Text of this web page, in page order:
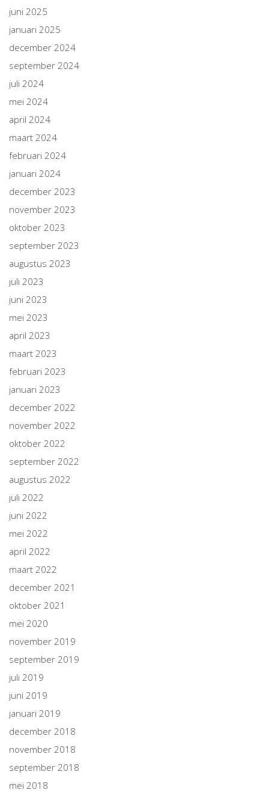
juni 2025
januari 2025
december 2024
september 2024
juli 2024
mei 2024
april 2024
maart 2024
februari 2024
januari 2024
december 2023
november 2023
oktober 2023
september 2023
augustus 2023
juli 2023
juni 2023
mei 2023
april 2023
maart 2023
februari 2023
januari 2023
december 2022
november 2022
oktober 2022
september 2022
augustus 2022
juli 2022
juni 2022
mei 2022
april 2022
maart 2022
december 2021
oktober 2021
mei 2020
november 2019
september 2019
juli 2019
juni 2019
januari 2019
december 2018
november 2018
september 2018
mei 2018